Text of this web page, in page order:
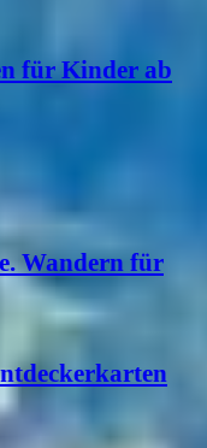
für Kinder ab
Wandern für